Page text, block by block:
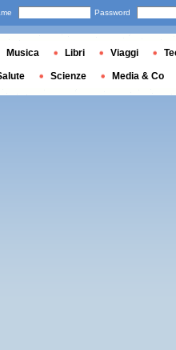
Password
Musica Libri Viaggi
Scienze Media & Co